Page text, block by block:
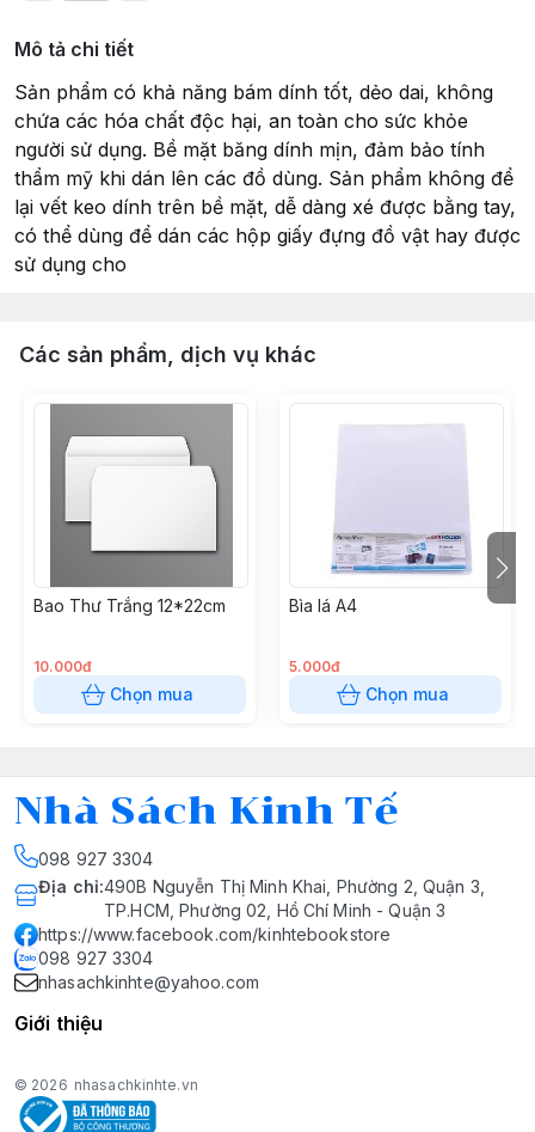
Mô tả chi tiết
Sản phẩm có khả năng bám dính tốt, dẻo dai, không
chứa các hóa chất độc hại, an toàn cho sức khỏe
người sử dụng. Bề mặt băng dính mịn, đảm bảo tính
thẩm mỹ khi dán lên các đồ dùng. Sản phẩm không để
lại vết keo dính trên bề mặt, dễ dàng xé được bằng tay,
có thể dùng để dán các hộp giấy đựng đồ vật hay được
sử dụng cho
Các sản phẩm, dịch vụ khác
Bao Thư Trắng 12*22cm
10.000đ
Chọn mua
Bìa lá A4
5.000đ
Chọn mua
Nhà Sách Kinh Tế
098 927 3304
Địa chỉ:490B Nguyễn Thị Minh Khai, Phường 2, Quận 3,
TP.HCM, Phường 02, Hồ Chí Minh - Quận 3
https://www.facebook.com/kinhtebookstore
098 927 3304
nhasachkinhte@yahoo.com
Giới thiệu
© 2026 nhasachkinhte.vn